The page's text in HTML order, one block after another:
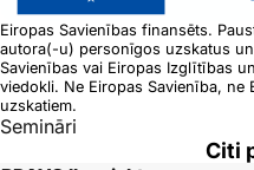
Eiropas Savienības finansēts.
autora(-u) personīgos uzskatus
Savienības vai Eiropas Izglītības
viedokli. Ne Eiropas Savienība, ne
uzskatiem.
Semināri
Citi